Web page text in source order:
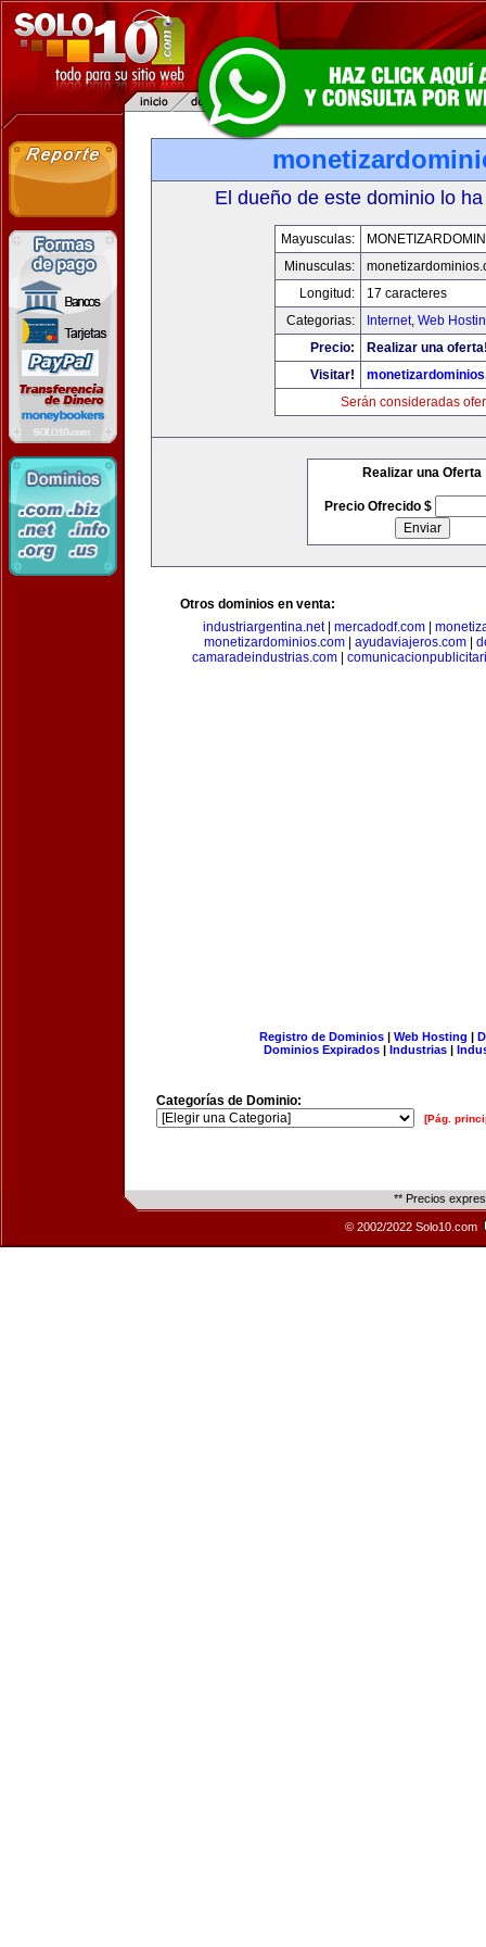
El dueño de este dominio lo
Mayusculas:
Minusculas:
Longitud:
17 caracteres
Categorias:
Internet, Web
Precio:
Realizar una
Visitar!
Serán consideradas
Realizar una Oferta
Precio Ofrecido $
Otros dominios en venta:
industriargentina.net| mercadodf.com|
monetizardominios.com
ayudaviajeros.com
camaradeindustrias.com|
Registro de Dominios| Web Hosting |
Dominios Expirados | Industrias |
Categorías de Dominio:
[Pág.
** Precios
© 2002/2022 Solo10.com